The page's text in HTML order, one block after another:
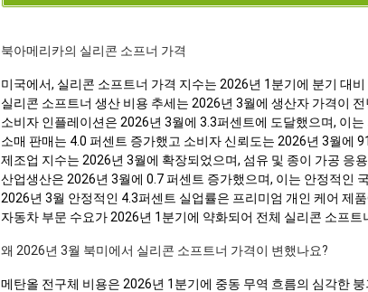
북아메리카의 실리콘 소프너 가격
미국에서, 실리콘 소프트너 가격 지수는 2026년 1분기에 분기 대
실리콘 소프트너 생산 비용 추세는 2026년 3월에 생산자 가격이
소비자 인플레이션은 2026년 3월에 3.3퍼센트에 도달했으며, 이
소매 판매는 4.0 퍼센트 증가했고 소비자 신뢰도는 2026년 3월에
제조업 지수는 2026년 3월에 확장되었으며, 섬유 및 종이 가공 응
산업생산은 2026년 3월에 0.7 퍼센트 증가했으며, 이는 안정적인
2026년 3월 안정적인 4.3퍼센트 실업률은 프리미엄 개인 케어 제
자동차 부문 수요가 2026년 1분기에 약화되어 전체 실리콘 소프트
왜 2026년 3월 북미에서 실리콘 소프트너 가격이 변했나요?
메탄올 전구체 비용은 2026년 1분기에 중동 무역 흐름의 심각한